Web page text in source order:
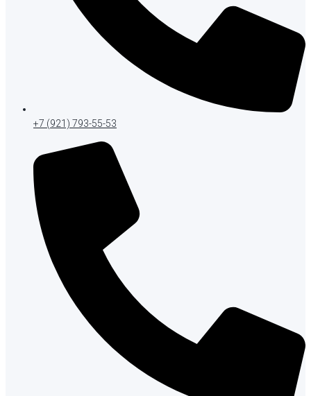
+7 (921) 793-55-53